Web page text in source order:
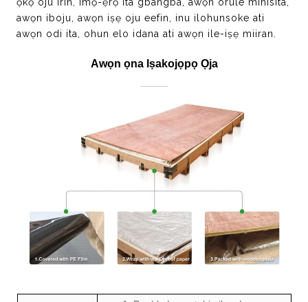
awọn iboju, awọn iṣẹ oju eefin, inu ilohunsoke ati
awọn odi ita, ohun elo idana ati awọn ile-iṣẹ miiran.
Awọn ọna Iṣakojọpọ Ọja